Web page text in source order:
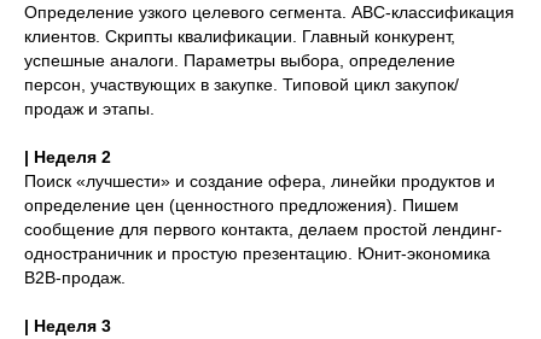
Определение узкого целевого сегмента. ABC-классификация
клиентов. Скрипты квалификации. Главный конкурент,
успешные аналоги. Параметры выбора, определение
персон, участвующих в закупке. Типовой цикл закупок/
продаж и этапы.
| Неделя 2
Поиск «лучшести» и создание офера, линейки продуктов и
определение цен (ценностного предложения). Пишем
сообщение для первого контакта, делаем простой лендинг-
одностраничник и простую презентацию. Юнит-экономика
B2B-продаж.
| Неделя 3